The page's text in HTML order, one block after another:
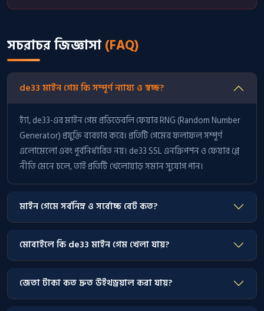
সচরাচর জিজ্ঞাসা(FAQ)
de33 মাইন গেম কি সম্পূর্ণ ন্যায্য ও স্বচ্ছ?
হ্যাঁ, de33-এর মাইন গেম প্রভিডেবলি ফেয়ার RNG (Random Number
Generator) প্রযুক্তি ব্যবহার করে। প্রতিটি গেমের ফলাফল সম্পূর্ণ
এলোমেলো এবং পূর্বনির্ধারিত নয়। de33 SSL এনক্রিপশন ও ফেয়ার প্লে
নীতি মেনে চলে, তাই প্রতিটি খেলোয়াড় সমান সুযোগ পান।
মাইন গেমে সর্বনিম্ন ও সর্বোচ্চ বেট কত?
মোবাইলে কি de33 মাইন গেম খেলা যায়?
জেতা টাকা কত দ্রুত উইথড্রয়াল করা যায়?